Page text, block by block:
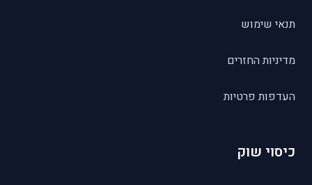
תנאי שימוש
מדיניות החזרים
העדפות פרטיות
כיסוי שוק